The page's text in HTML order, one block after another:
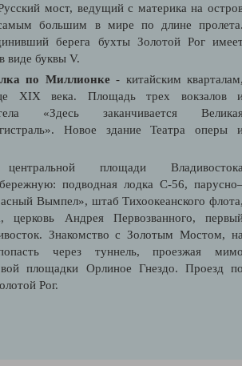
мост, ведущий с материка на
самым большим в мире по длине
берега бухты Золотой Рог
виде буквы V.
по Миллионке- китайским
XIX века. Площадь трех вокзалов
«Здесь заканчивается
Новое здание Театра оперы
площади
подводная лодка С-56,
Вымпел», штаб Тихоокеанского
церковь Андрея Первозванного,
Знакомство с Золотым Мостом,
через туннель, проезжая
площадки Орлиное Гнездо. Проезд
Рог.